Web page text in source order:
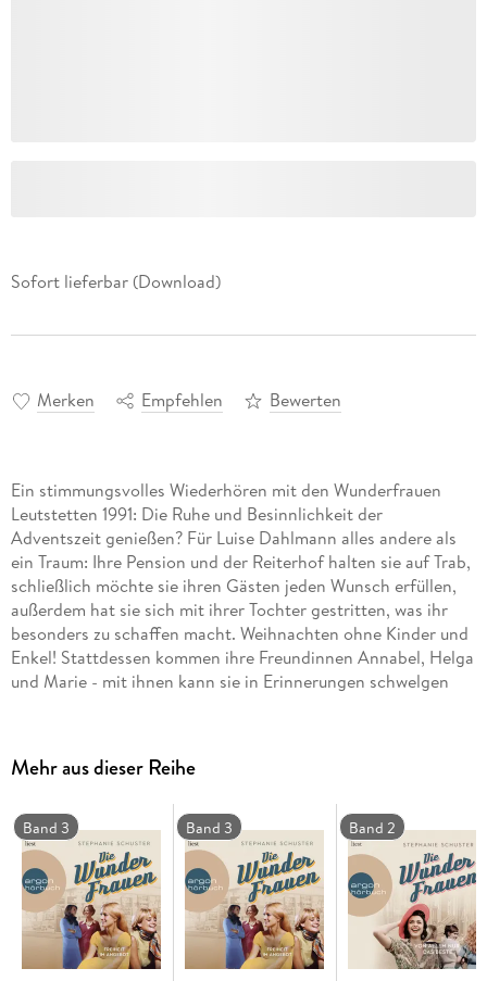
Sofort lieferbar (Download)
Merken Empfehlen Bewerten
Ein stimmungsvolles Wiederhören mit den Wunderfrauen
Leutstetten 1991: Die Ruhe und Besinnlichkeit der
Adventszeit genießen? Für Luise Dahlmann alles andere als
ein Traum: Ihre Pension und der Reiterhof halten sie auf Trab,
schließlich möchte sie ihren Gästen jeden Wunsch erfüllen,
außerdem hat sie sich mit ihrer Tochter gestritten, was ihr
besonders zu schaffen macht. Weihnachten ohne Kinder und
Enkel! Stattdessen kommen ihre Freundinnen Annabel, Helga
und Marie - mit ihnen kann sie in Erinnerungen schwelgen
Herausforderungen des Lebens können sie nur gemeinsam
meistern.
Mehr aus dieser Reihe
Band 3 Band 3 Band 2